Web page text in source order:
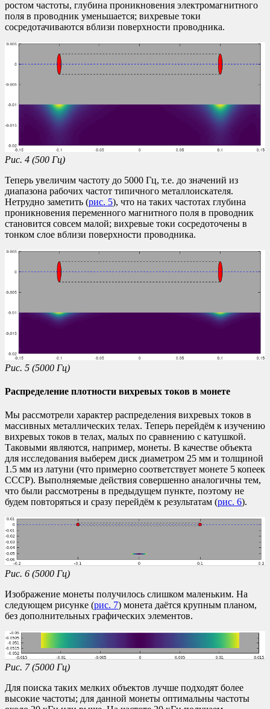
ростом частоты, глубина проникновения электромагнитного
поля в проводник уменьшается; вихревые токи
сосредотачиваются вблизи поверхности проводника.
Рис. 4 (500 Гц)
Теперь увеличим частоту до 5000 Гц, т.е. до значений из
диапазона рабочих частот типичного металлоискателя.
Нетрудно заметить (рис. 5), что на таких частотах глубина
проникновения переменного магнитного поля в проводник
становится совсем малой; вихревые токи сосредоточены в
тонком слое вблизи поверхности проводника.
Рис. 5 (5000 Гц)
Распределение плотности вихревых токов в монете
Мы рассмотрели характер распределения вихревых токов в
массивных металлических телах. Теперь перейдём к изучению
вихревых токов в телах, малых по сравнению с катушкой.
Таковыми являются, например, монеты. В качестве объекта
для исследования выберем диск диаметром 25 мм и толщиной
1.5 мм из латуни (что примерно соответствует монете 5 копеек
СССР). Выполняемые действия совершенно аналогичны тем,
что были рассмотрены в предыдущем пункте, поэтому не
будем повторяться и сразу перейдём к результатам (рис. 6).
Рис. 6 (5000 Гц)
Изображение монеты получилось слишком маленьким. На
следующем рисунке (рис. 7) монета даётся крупным планом,
без дополнительных графических элементов.
Рис. 7 (5000 Гц)
Для поиска таких мелких объектов лучше подходят более
высокие частоты; для данной монеты оптимальны частоты